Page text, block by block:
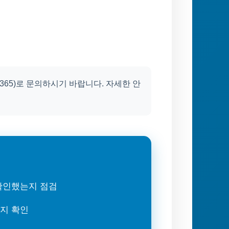
로 문의하시기 바랍니다. 자세한 안
했는지 점검
확인